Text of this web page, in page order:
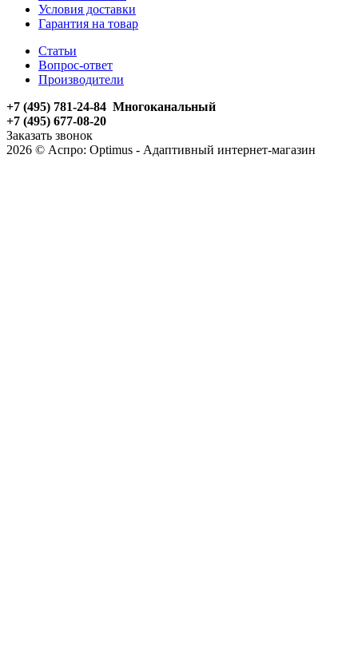
Условия доставки
Гарантия на товар
Статьи
Вопрос-ответ
Производители
+7 (495) 781-24-84 Многоканальный
+7 (495) 677-08-20
Заказать звонок
2026 © Аспро: Optimus - Адаптивный интернет-магазин